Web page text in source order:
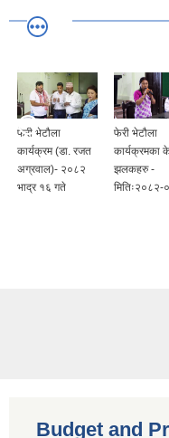
फेरी भेटौला
कार्यक्रम (डा. रजत
अग्रवाल)- २०८२
भाद्र १६ गते
फेरी भेटौला
कार्यक्रमका
झलकहरु -
मितिः२०८२-
Budget and